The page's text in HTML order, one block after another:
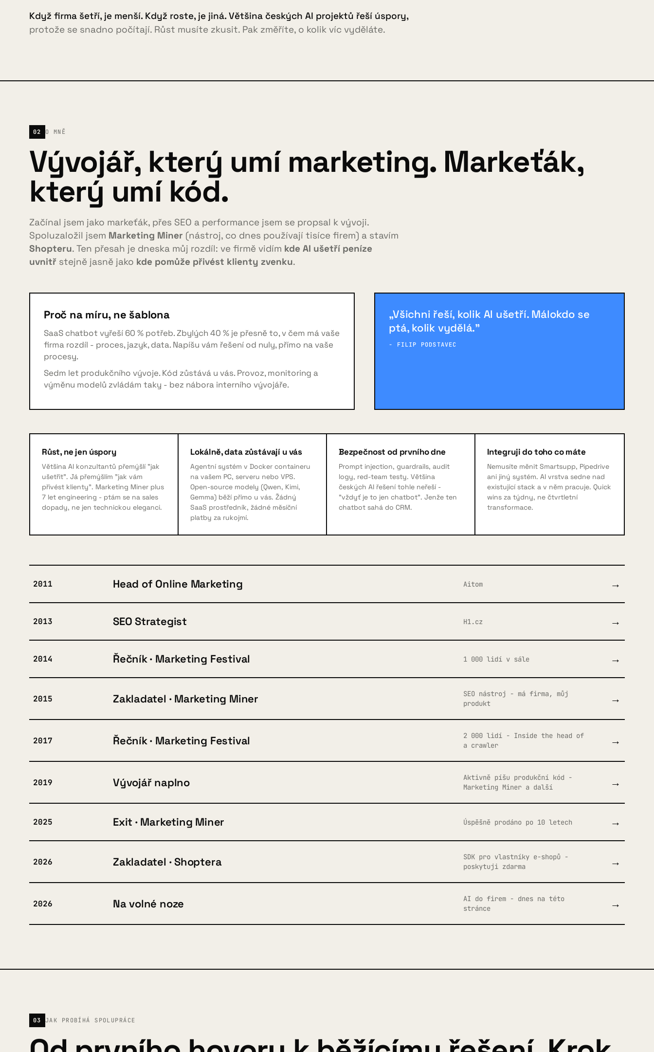
Když firma šetří, je menší. Když roste, je jiná. Většina českých AI projektů řeší úspory,
protože se snadno počítají. Růst musíte zkusit. Pak změříte, o kolik víc vyděláte.
02 O MNĚ
Vývojář, který umí marketing. Markeťák,
který umí kód.
Začínal jsem jako markeťák, přes SEO a performance jsem se propsal k vývoji.
Spoluzaložil jsem Marketing Miner (nástroj, co dnes používají tisíce firem) a stavím
Shopteru. Ten přesah je dneska můj rozdíl: ve firmě vidím kde AI ušetří peníze
uvnitř stejně jasně jako kde pomůže přivést klienty zvenku.
Proč na míru, ne šablona
SaaS chatbot vyřeší 60 % potřeb. Zbylých 40 % je přesně to, v čem má vaše
firma rozdíl - proces, jazyk, data. Napíšu vám řešení od nuly, přímo na vaše
procesy.
Sedm let produkčního vývoje. Kód zůstává u vás. Provoz, monitoring a
výměnu modelů zvládám taky - bez nábora interního vývojáře.
„Všichni řeší, kolik AI ušetří. Málokdo se
ptá, kolik vydělá."
- FILIP PODSTAVEC
Růst, ne jen úspory
Většina AI konzultantů přemýšlí "jak
ušetřit". Já přemýšlím "jak vám
přivést klienty". Marketing Miner plus
7 let engineering - ptám se na sales
dopady, ne jen technickou eleganci.
Lokálně, data zůstávají u vás
Agentní systém v Docker containeru
na vašem PC, serveru nebo VPS.
Open-source modely (Qwen, Kimi,
Gemma) běží přímo u vás. Žádný
SaaS prostředník, žádné měsíční
platby za rukojmí.
Bezpečnost od prvního dne
Prompt injection, guardrails, audit
logy, red-team testy. Většina
českých AI řešení tohle neřeší -
"vždyť je to jen chatbot". Jenže ten
chatbot sahá do CRM.
Integruji do toho co máte
Nemusíte měnit Smartsupp, Pipedrive
ani jiný systém. AI vrstva sedne nad
existující stack a v něm pracuje. Quick
wins za týdny, ne čtvrtletní
transformace.
2011 Head of Online Marketing Aitom →
2013 SEO Strategist H1.cz →
2014 Řečník · Marketing Festival 1 000 lidí v sále →
2015 Zakladatel · Marketing Miner
SEO nástroj - má firma, můj
produkt
→
2017 Řečník · Marketing Festival
2 000 lidí - Inside the head of
a crawler
→
2019 Vývojář naplno
Aktivně píšu produkční kód -
Marketing Miner a další
→
2025 Exit · Marketing Miner Úspěšně prodáno po 10 letech →
2026 Zakladatel · Shoptera
SDK pro vlastníky e-shopů -
poskytuji zdarma
→
2026 Na volné noze
AI do firem - dnes na této
stránce
→
03 JAK PROBÍHÁ SPOLUPRÁCE